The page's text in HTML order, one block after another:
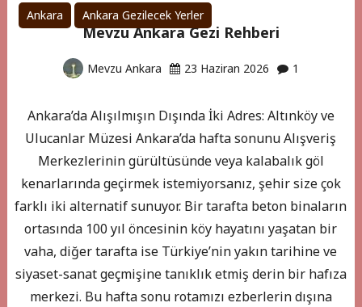
Ankara Ankara Gezilecek Yerler
Mevzu Ankara Gezi Rehberi
Mevzu Ankara 23 Haziran 2026 1
Ankara’da Alışılmışın Dışında İki Adres: Altınköy ve
Ulucanlar Müzesi Ankara’da hafta sonunu Alışveriş
Merkezlerinin gürültüsünde veya kalabalık göl
kenarlarında geçirmek istemiyorsanız, şehir size çok
farklı iki alternatif sunuyor. Bir tarafta beton binaların
ortasında 100 yıl öncesinin köy hayatını yaşatan bir
vaha, diğer tarafta ise Türkiye’nin yakın tarihine ve
siyaset-sanat geçmişine tanıklık etmiş derin bir hafıza
merkezi. Bu hafta sonu rotamızı ezberlerin dışına